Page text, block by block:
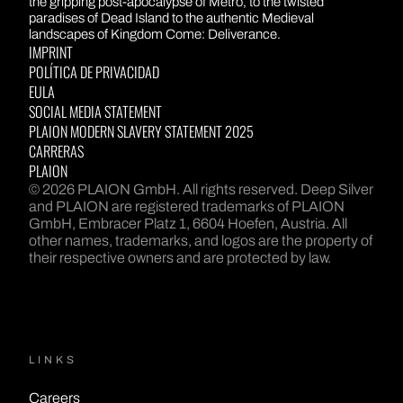
paradises of Dead Island to the authentic Medieval
landscapes of Kingdom Come: Deliverance.
IMPRINT
POLÍTICA DE PRIVACIDAD
EULA
SOCIAL MEDIA STATEMENT
PLAION MODERN SLAVERY STATEMENT 2025
CARRERAS
PLAION
© 2026 PLAION GmbH. All rights reserved. Deep Silver
and PLAION are registered trademarks of PLAION
GmbH, Embracer Platz 1, 6604 Hoefen, Austria. All
other names, trademarks, and logos are the property of
their respective owners and are protected by law.
LINKS
Careers